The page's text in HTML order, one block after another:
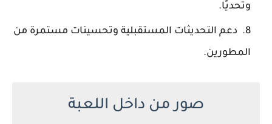
وتحديًا.
دعم التحديثات المستقبلية وتحسينات مستمرة من
المطورين.
صور من داخل اللعبة